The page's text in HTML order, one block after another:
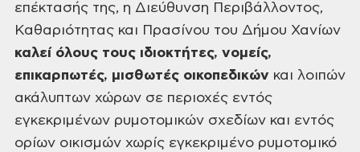
επέκτασής της, η Διεύθυνση Περιβάλλοντος,
Καθαριότητας και Πρασίνου του Δήμου Χανίων
καλεί όλους τους ιδιοκτήτες, νομείς,
επικαρπωτές, μισθωτές οικοπεδικών και λοιπών
ακάλυπτων χώρων σε περιοχές εντός
εγκεκριμένων ρυμοτομικών σχεδίων και εντός
ορίων οικισμών χωρίς εγκεκριμένο ρυμοτομικό